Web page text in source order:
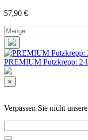
57,90 €
PREMIUM Putzkrepp: 2-
×
Verpassen Sie nicht